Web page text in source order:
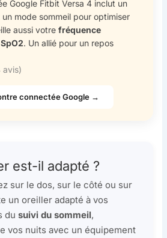
Google Fitbit Versa 4 inclut un
un mode sommeil pour optimiser
aussi votrefréquence
SpO2. Un allié pour un repos
avis)
connectée Google →
est-il adapté ?
sur le dos, sur le côté ou sur
un oreiller adapté à vos
dusuivi du sommeil,
vos nuits avec un équipement